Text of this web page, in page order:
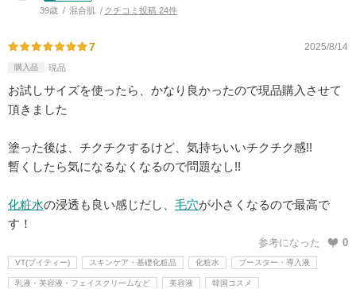
39歳 混合肌 クチコミ投稿 24件
7 2025/8/14
購入品 現品
お試しサイズを使ったら、かなり良かったので現品購入させて
頂きました
塗った後は、チクチクするけど、気持ちいいチクチク感!!
暫くしたら気になるなくなるので問題なし!!
化粧水の浸透も良い感じだし、 毛穴が小さくなるので最高で
す！
参考になった 0
VT(ブイティー) スキンケア・基礎化粧品 化粧水 ブースター・導入液
乳液・美容液・フェイスクリームなど 美容液 韓国コスメ